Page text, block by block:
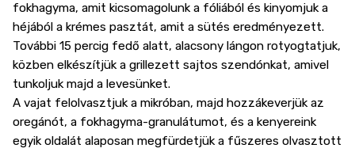
fokhagyma, amit kicsomagolunk a fóliából és kinyomjuk a
héjából a krémes pasztát, amit a sütés eredményezett.
További 15 percig fedő alatt, alacsony lángon rotyogtatjuk,
közben elkészítjük a grillezett sajtos szendónkat, amivel
tunkoljuk majd a levesünket.
A vajat felolvasztjuk a mikróban, majd hozzákeverjük az
oregánót, a fokhagyma-granulátumot, és a kenyereink
egyik oldalát alaposan megfürdetjük a fűszeres olvasztott